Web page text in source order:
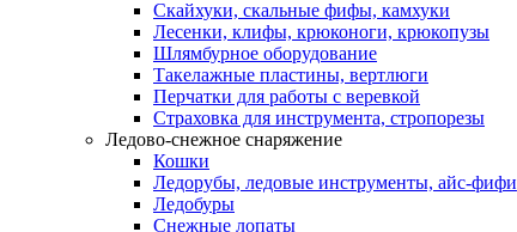
Скайхуки, скальные фифы, камхуки
Лесенки, клифы, крюконоги, крюкопузы
Шлямбурное оборудование
Такелажные пластины, вертлюги
Перчатки для работы с веревкой
Страховка для инструмента, стропорезы
Ледово-снежное снаряжение
Кошки
Ледорубы, ледовые инструменты, айс-фифи
Ледобуры
Снежные лопаты